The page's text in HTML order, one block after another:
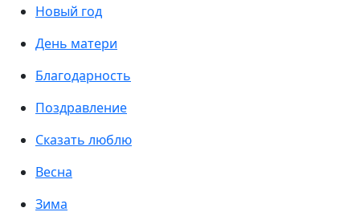
Новый год
День матери
Благодарность
Поздравление
Сказать люблю
Весна
Зима